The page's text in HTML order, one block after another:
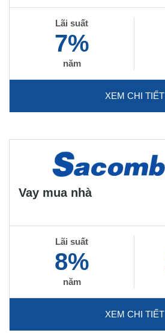
Lãi suất
7%
năm
XEM CHI TIẾT
Vay mua nhà
Lãi suất
8%
năm
XEM CHI TIẾT